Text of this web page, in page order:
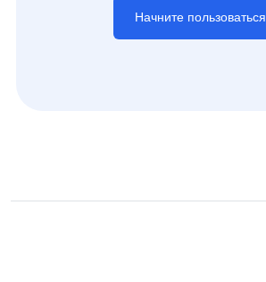
Начните пользоваться